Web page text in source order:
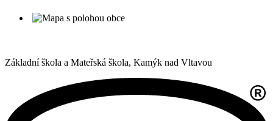
Základní škola a Mateřská škola, Kamýk nad Vltavou